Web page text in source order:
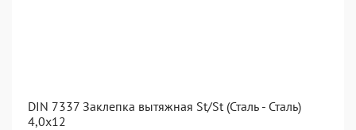
DIN 7337 Заклепка вытяжная St/St (Сталь - Сталь)
4,0x12